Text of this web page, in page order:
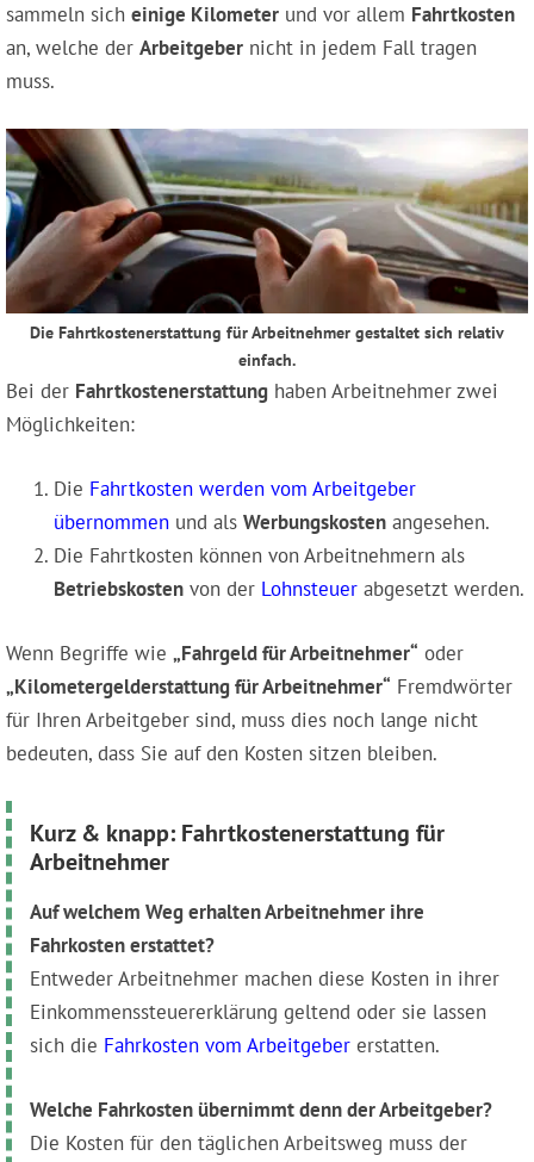
sammeln sich einige Kilometer und vor allem Fahrtkosten
an, welche der Arbeitgeber nicht in jedem Fall tragen
muss.
Die Fahrtkostenerstattung für Arbeitnehmer gestaltet sich relativ
einfach.
Bei der Fahrtkostenerstattung haben Arbeitnehmer zwei
Möglichkeiten:
Die Fahrtkosten werden vom Arbeitgeber
übernommen und als Werbungskosten angesehen.
Die Fahrtkosten können von Arbeitnehmern als
Betriebskosten von der Lohnsteuer abgesetzt werden.
Wenn Begriffe wie „Fahrgeld für Arbeitnehmer“ oder
„Kilometergelderstattung für Arbeitnehmer“ Fremdwörter
für Ihren Arbeitgeber sind, muss dies noch lange nicht
bedeuten, dass Sie auf den Kosten sitzen bleiben.
Kurz & knapp: Fahrtkostenerstattung für
Arbeitnehmer
Auf welchem Weg erhalten Arbeitnehmer ihre
Fahrkosten erstattet?
Entweder Arbeitnehmer machen diese Kosten in ihrer
Einkommenssteuererklärung geltend oder sie lassen
sich die Fahrkosten vom Arbeitgeber erstatten.
Welche Fahrkosten übernimmt denn der Arbeitgeber?
Die Kosten für den täglichen Arbeitsweg muss der